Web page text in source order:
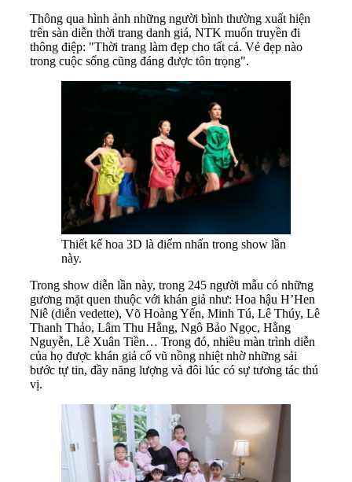
Thông qua hình ảnh những người bình thường xuất hiện
trên sàn diễn thời trang danh giá, NTK muốn truyền đi
thông điệp: "Thời trang làm đẹp cho tất cả. Vẻ đẹp nào
trong cuộc sống cũng đáng được tôn trọng".
Thiết kế hoa 3D là điểm nhấn trong show lần
này.
Trong show diễn lần này, trong 245 người mẫu có những
gương mặt quen thuộc với khán giả như: Hoa hậu H’Hen
Niê (diễn vedette), Võ Hoàng Yến, Minh Tú, Lê Thúy, Lê
Thanh Thảo, Lâm Thu Hằng, Ngô Bảo Ngọc, Hằng
Nguyễn, Lê Xuân Tiền… Trong đó, nhiều màn trình diễn
của họ được khán giả cổ vũ nồng nhiệt nhờ những sải
bước tự tin, đầy năng lượng và đôi lúc có sự tương tác thú
vị.